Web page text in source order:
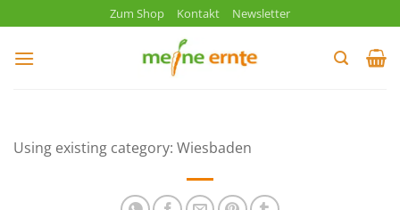
Inhalt
springen
Zum Shop Kontakt Newsletter
Using existing category: Wiesbaden